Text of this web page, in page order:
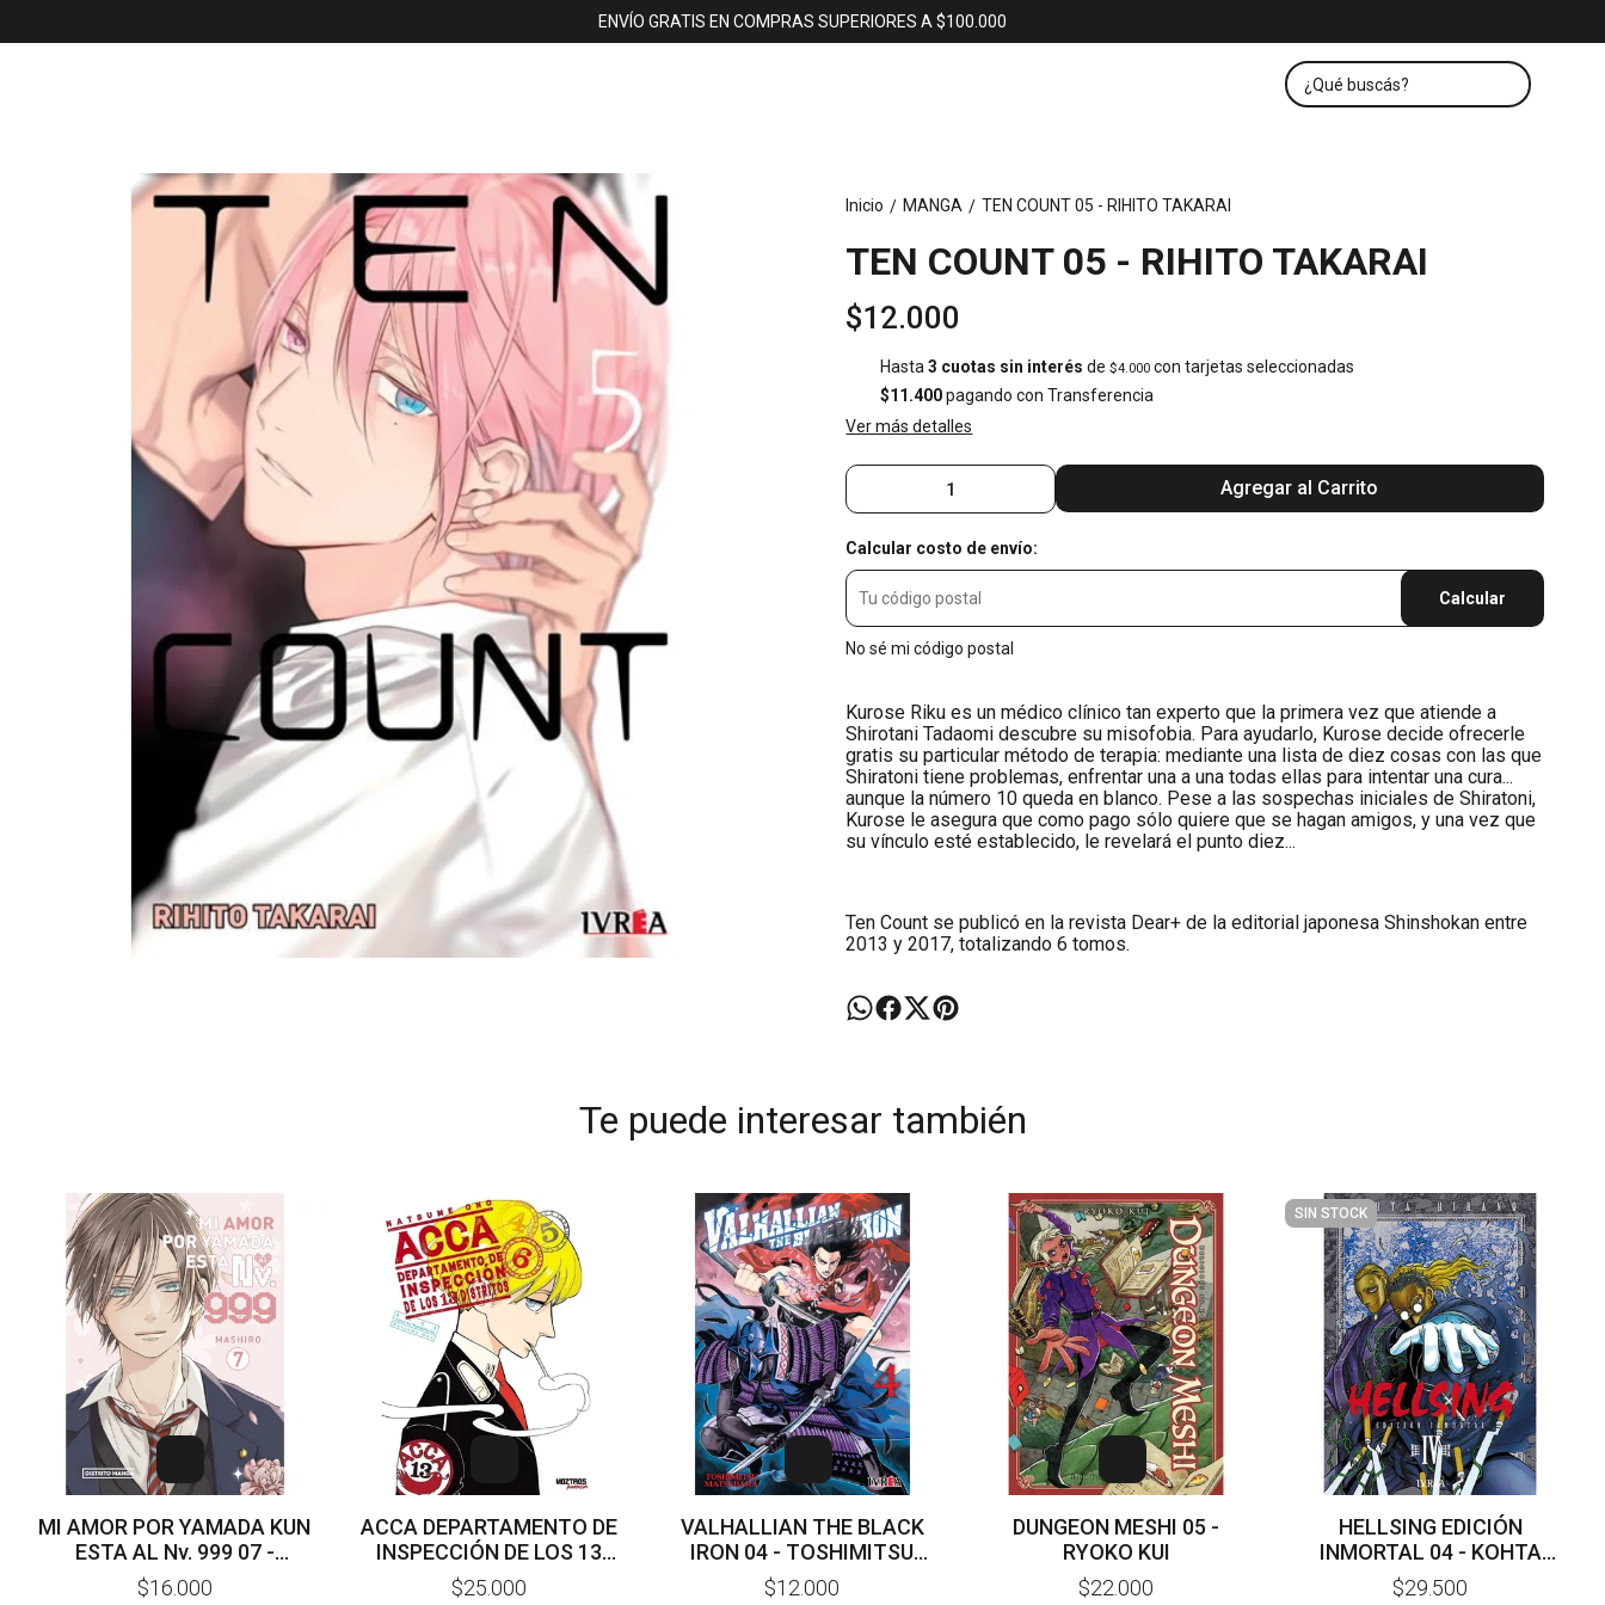
ENVÍO GRATIS EN COMPRAS SUPERIORES A $100.000
Inicio / MANGA / TEN COUNT 05 - RIHITO TAKARAI
TEN COUNT 05 - RIHITO TAKARAI
$12.000
Hasta3 cuotas sin interés de$4.000 con tarjetas seleccionadas
$11.400pagando con Transferencia
Ver más detalles
Agregar al Carrito
Calcular costo de envío:
Calcular
No sé mi código postal
Kurose Riku es un médico clínico tan experto que la primera vez que atiende a
Shirotani Tadaomi descubre su misofobia. Para ayudarlo, Kurose decide ofrecerle
gratis su particular método de terapia: mediante una lista de diez cosas con las que
Shiratoni tiene problemas, enfrentar una a una todas ellas para intentar una cura...
aunque la número 10 queda en blanco. Pese a las sospechas iniciales de Shiratoni,
Kurose le asegura que como pago sólo quiere que se hagan amigos, y una vez que
su vínculo esté establecido, le revelará el punto diez...
Ten Count se publicó en la revista Dear+ de la editorial japonesa Shinshokan entre
2013 y 2017, totalizando 6 tomos.
Te puede interesar también
MI AMOR POR YAMADA KUN
ESTA AL Nv. 999 07 -
MASHIRO
$16.000
ACCA DEPARTAMENTO DE
INSPECCIÓN DE LOS 13
DISTRITOS 04 - 05 - 06 -
$25.000
VALHALLIAN THE BLACK
IRON 04 - TOSHIMITSU
MATSUBARA
$12.000
DUNGEON MESHI 05 -
RYOKO KUI
$22.000
SIN STOCK
HELLSING EDICIÓN
INMORTAL 04 - KOHTA
HIRANO
$29.500